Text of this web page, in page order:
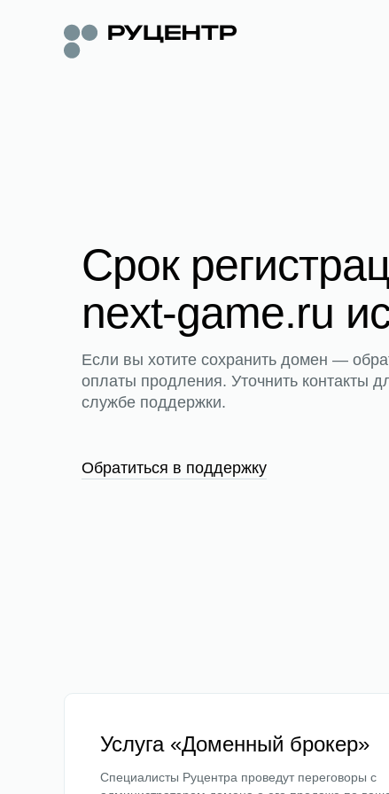
Срок
next-game.ru
Если вы хотите сохранить домен —
оплаты продления. Уточнить контакты
службе поддержки.
Обратиться в поддержку
Услуга «Доменный брокер»
Специалисты Руцентра проведут переговоры с